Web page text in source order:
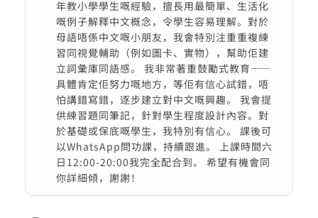
年教小學學生嘅經驗，擅長用最簡單、生活化
嘅例子解釋中文概念，令學生容易理解。對於
母語唔係中文嘅小朋友，我會特別注重重複練
習同視覺輔助（例如圖卡、實物），幫助佢建
立詞彙庫同語感。 我非常著重鼓勵式教育——
具體肯定佢努力嘅地方，等佢有信心試錯，唔
怕講錯寫錯，逐步建立對中文嘅興趣。 我會提
供練習題同筆記，針對學生程度設計內容。對
於基礎或保底嘅學生，我特別有信心。 課後可
以WhatsApp問功課，持續跟進。 上課時間六
日12:00-20:00我完全配合到。 希望有機會同
你詳細傾，謝謝！